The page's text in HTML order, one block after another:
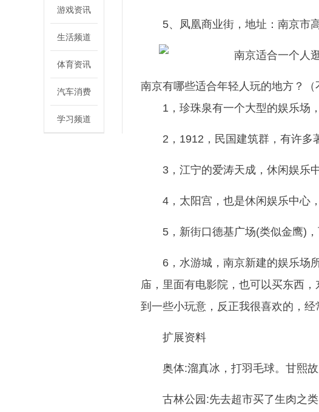
游戏资讯
生活频道
体育资讯
汽车消费
学习频道
5、凤凰商业街，地址：南京市
南京有哪些适合年轻人玩的地方？（
1，珍珠泉有一个大型的娱乐场
2，1912，民国建筑群，有许多
3，江宁的爱涛天成，休闲娱乐
4，太阳宫，也是休闲娱乐中心
5，新街口德基广场(类似金鹰)
6，水游城，南京新建的娱乐场
庙，里面有电影院，也可以买东西
到一些小玩意，反正我很喜欢的，经
扩展资料
奥体:溜真冰，打羽毛球。甘熙
古林公园:先去超市买了生肉之